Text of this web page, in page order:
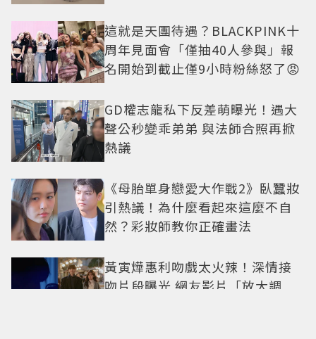
這就是天團待遇？BLACKPINK十
周年見面會「僅抽40人參與」報
名開始到截止僅9小時粉絲怒了😡
GD權志龍私下反差萌曝光！遇大
聲公秒變乖弟弟 與法師合照再掀
熱議
《母胎單身戀愛大作戰2》臥蠶妝
引熱議！為什麼看起來這麼不自
然？彩妝師教你正確畫法
黃寅燁惠利吻戲太火辣！深情接
吻片段曝光 網友影片「放大調